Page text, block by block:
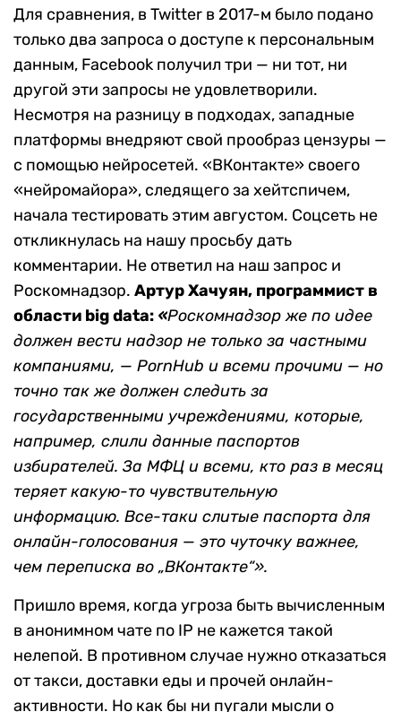
Для сравнения, в Twitter в 2017-м было подано
только два запроса о доступе к персональным
данным, Facebook получил три — ни тот, ни
другой эти запросы не удовлетворили.
Несмотря на разницу в подходах, западные
платформы внедряют свой прообраз цензуры —
с помощью нейросетей. «ВКонтакте» своего
«нейромайора», следящего за хейтспичем,
начала тестировать этим августом. Соцсеть не
откликнулась на нашу просьбу дать
комментарии. Не ответил на наш запрос и
Роскомнадзор. Артур Хачуян, программист в
области big data: «Роскомнадзор же по идее
должен вести надзор не только за частными
компаниями, — PornHub и всеми прочими — но
точно так же должен следить за
государственными учреждениями, которые,
например, слили данные паспортов
избирателей. За МФЦ и всеми, кто раз в месяц
теряет какую-то чувствительную
информацию. Все-таки слитые паспорта для
онлайн-голосования — это чуточку важнее,
чем переписка во „ВКонтакте“».
Пришло время, когда угроза быть вычисленным
в анонимном чате по IP не кажется такой
нелепой. В противном случае нужно отказаться
от такси, доставки еды и прочей онлайн-
активности. Но как бы ни пугали мысли о